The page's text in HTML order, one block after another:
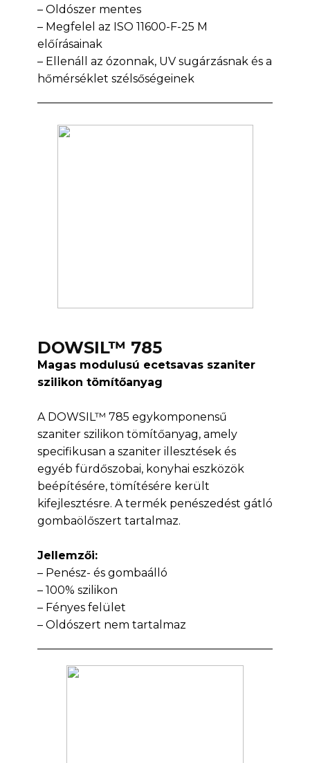
– Oldószer mentes
– Megfelel az ISO 11600-F-25 M
előírásainak
– Ellenáll az ózonnak, UV sugárzásnak és a
hőmérséklet szélsőségeinek
DOWSIL™ 785
Magas modulusú ecetsavas szaniter
szilikon tömítőanyag
A DOWSIL™ 785 egykomponensű
szaniter szilikon tömítőanyag, amely
specifikusan a szaniter illesztések és
egyéb fürdőszobai, konyhai eszközök
beépítésére, tömítésére került
kifejlesztésre. A termék penészedést gátló
gombaölőszert tartalmaz.
Jellemzői:
– Penész- és gombaálló
– 100% szilikon
– Fényes felület
– Oldószert nem tartalmaz